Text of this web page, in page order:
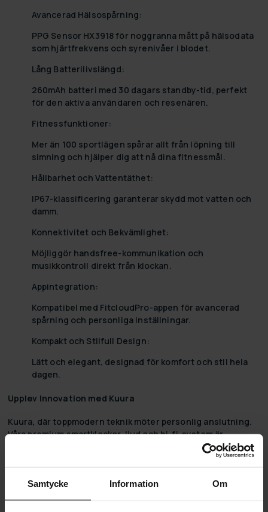
Samtycke Information Om
Avancerad Hälsospårning:
PPG Sensor HX3918 för noggranna mått på hälsodata
som hjärtfrekvens och syrenivåer i blodet.
Lång Batterilivslängd:
260mAh batteri med 30 dagars standby-tid, perfekt
för den aktiva användaren och resenären.
Fitnessfunktioner:
Mer än 100 sportlägen spårar allt från löpning till
simning och hjälper dig att nå dina fitnessmål.
Hållbarhet och Vattentäthet:
IP67-klassificering garanterar skydd mot vatten och
damm.
Konnektivitet och Bekvämlighet:
Möjliggör handsfree-kommunikation och
musikkontroll direkt från klockan.
Appintegration:
Kompatibel med FitcloudPro-appen för avancerad
spårning och personliga inställningar.
Kompakt och Stilfull Design:
Lätt och elegant, designad för komfort och stil hela
dagen.
Upplev Innovation med Kuura
Kuura, där toppmodern teknik möter personlig anslutning.
Våra premium smartklockor, ljud och hi-fi-system är
designade för att lyfta din vardag, förvandla enkla
handlingar till minnesvärda upplevelser. Med Kuura är
möjligheter. Dyk in i vår kollektion och upptäck hur våra
smartklockor håller dig uppkopplad med stil, och våra